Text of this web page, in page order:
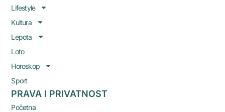
Lifestyle
Kultura
Lepota
Loto
Horoskop
Sport
PRAVA I PRIVATNOST
Početna